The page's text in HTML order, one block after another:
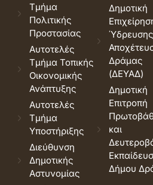
Τμήμα
Πολιτικής
Προστασίας
Αυτοτελές
Τμήμα Τοπικής
Οικονομικής
Ανάπτυξης
Αυτοτελές
Τμήμα
Υποστήριξης
Διεύθυνση
Δημοτικής
Αστυνομίας
Δημοτική
Δράμας
(ΔΕΥΑΔ)
Δημοτική
Επιτροπή
και
Δήμου